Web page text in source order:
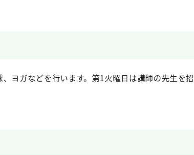
ヨガなどを行います。第1火曜日は講師の先生を